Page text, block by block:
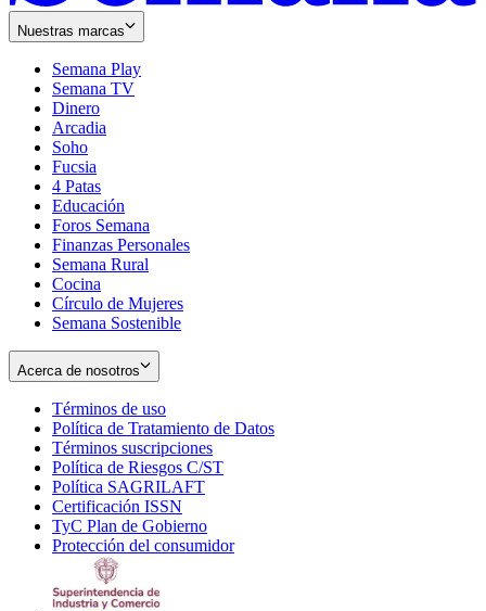
Nuestras marcas
Semana Play
Semana TV
Dinero
Arcadia
Soho
in
new
window
Fucsia
in
new
window
4 Patas
Educación
Foros Semana
Finanzas Personales
Semana Rural
Cocina
Círculo de Mujeres
Semana Sostenible
Acerca de nosotros
Términos de uso
in
new
window
Política de Tratamiento de Datos
Términos suscripciones
in
Política de Riesgos C/ST
Política SAGRILAFT
new
window
Certificación ISSN
in
new
TyC Plan de Gobierno
in
Protección del consumidorOpens